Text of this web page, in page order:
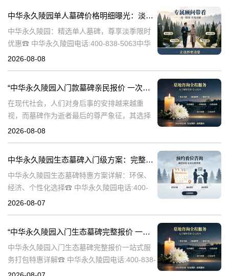
中华永久陵园单人墓碑价格明细曝光：淡季下单立省数千，限时优惠深度解析
中华永久陵园：精选单人墓碑，尊享淡季限时
优惠☎ 中华永久陵园电话:400-838-5063中华
永久陵园，作为国内知名的陵园品牌，始终以
2026-08-08
“中华永久陵园入门款墓碑亲民报价 一次性付清享折上折：超值优惠与便捷选择的完美结合”
在现代社会，人们对身后事的安排越来越重
视，而墓碑作为逝者最后的尊严象征，其选择
与设计也变得尤为重要。中华永久陵园作为中
和
2026-08-08
中华永久陵园生态墓碑入门级方案：完整报价与一站式服务打包特惠解析
中华永久陵园生态墓碑特惠方案详解：环保、
经济、个性化选择☎ 中华永久陵园电话:400-
838-5063随着人们对身后事的关注度提升，选
2026-08-07
“中华永久陵园入门生态墓碑完整报价 一站式服务打包特惠详解”
中华永久陵园入门生态墓碑完整报价一站式服
务打包特惠详解☎ 中华永久陵园电话:400-838-
5063中华永久陵园作为国内知名的陵园之一，